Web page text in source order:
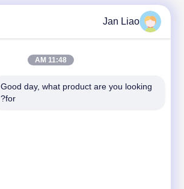
Jan Liao
11:48 AM
Good day, what product are you looking
for?